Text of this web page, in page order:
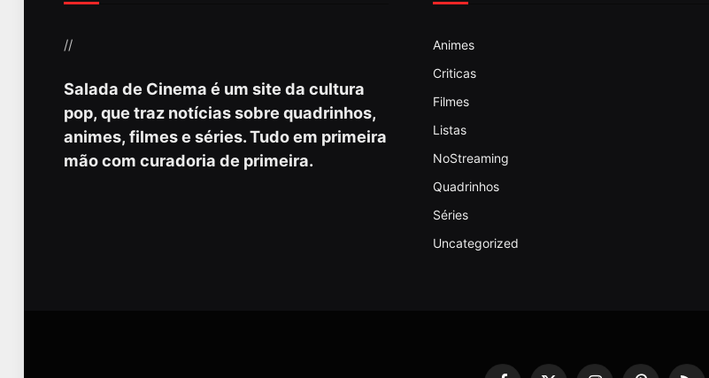
//
Salada de Cinema é um site da cultura
pop, que traz notícias sobre quadrinhos,
animes, filmes e séries. Tudo em primeira
mão com curadoria de primeira.
Animes
Criticas
Filmes
Listas
NoStreaming
Quadrinhos
Séries
Uncategorized